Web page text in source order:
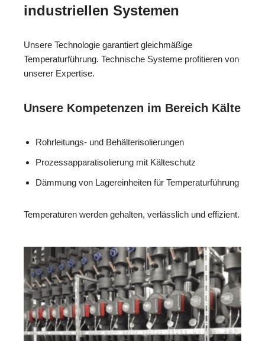
industriellen Systemen
Unsere Technologie garantiert gleichmäßige
Temperaturführung. Technische Systeme profitieren von
unserer Expertise.
Unsere Kompetenzen im Bereich Kälte
Rohrleitungs- und Behälterisolierungen
Prozessapparatisolierung mit Kälteschutz
Dämmung von Lagereinheiten für Temperaturführung
Temperaturen werden gehalten, verlässlich und effizient.